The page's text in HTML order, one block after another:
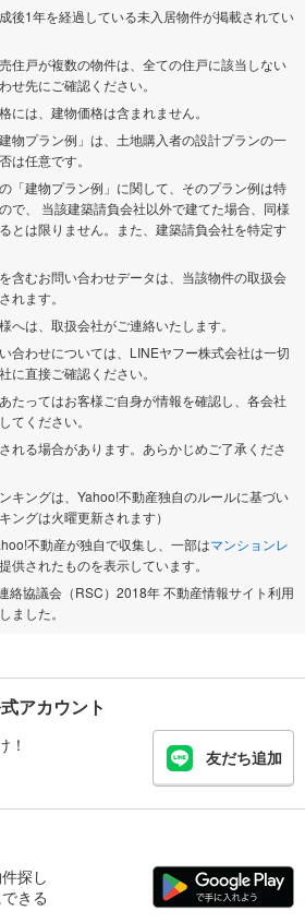
後1年を経過している未入居物件が掲載されてい
住戸が複数の物件は、全ての住戸に該当しない
せ先にご確認ください。
には、建物価格は含まれません。
物プラン例」は、土地購入者の設計プランの一
は任意です。
「建物プラン例」に関して、そのプラン例は特
で、 当該建築請負会社以外で建てた場合、同様
とは限りません。また、建築請負会社を特定す
含むお問い合わせデータは、当該物件の取扱会
れます。
へは、取扱会社がご連絡いたします。
合わせについては、LINEヤフー株式会社は一切
に直接ご確認ください。
たってはお客様ご自身が情報を確認し、各会社
てください。
れる場合があります。あらかじめご了承くださ
キングは、Yahoo!不動産独自のルールに基づい
ングは火曜更新されます）
不動産が独自で収集し、一部はマンションレ
供されたものを表示しています。
絡協議会（RSC）2018年 不動産情報サイト利用
ました。
アカウント
！
友だち追加
探し
きる